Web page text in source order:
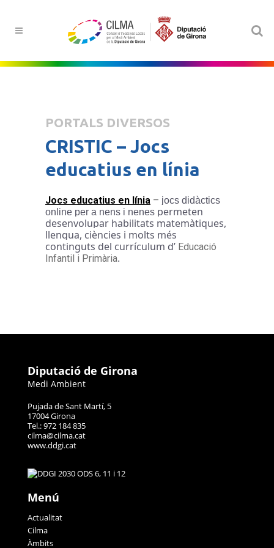
PORTALS DIVERSOS
CRISTIC – Jocs
educatius en línia
Jocs educatius en línia – jocs didàctics
online per a nens i nenes permeten
desenvolupar habilitats matemàtiques,
llengua, ciències i molts més
continguts del currículum d’ Educació
Infantil i Primària.
Diputació de Girona
Medi Ambient
Pujada de Sant Martí, 5
17004 Girona
Tel.: 972 184 835
cilma@cilma.cat
www.ddgi.cat
Menú
Actualitat
Cilma
Àmbits